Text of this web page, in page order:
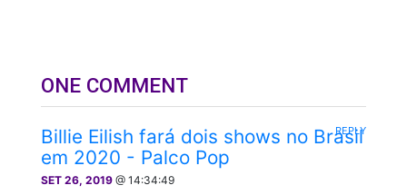
ONE COMMENT
Billie Eilish fará dois shows no Brasil
em 2020 - Palco Pop
SET 26, 2019 @ 14:34:49
REPLY